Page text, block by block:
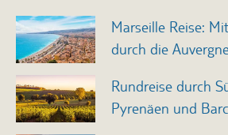
Marseille Reise:
durch die
Rundreise durch
Pyrenäen und